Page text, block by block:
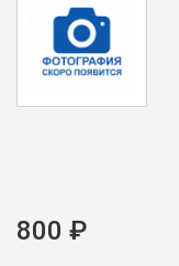
800 ₽